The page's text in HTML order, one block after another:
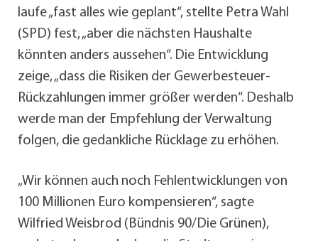
laufe „fast alles wie geplant“, stellte Petra Wahl
(SPD) fest, „aber die nächsten Haushalte
könnten anders aussehen“. Die Entwicklung
zeige, „dass die Risiken der Gewerbesteuer-
Rückzahlungen immer größer werden“. Deshalb
werde man der Empfehlung der Verwaltung
folgen, die gedankliche Rücklage zu erhöhen.
„Wir können auch noch Fehlentwicklungen von
100 Millionen Euro kompensieren“, sagte
Wilfried Weisbrod (Bündnis 90/Die Grünen),